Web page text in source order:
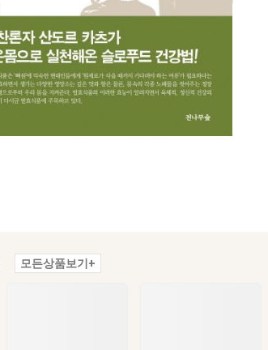
모든상품보기+